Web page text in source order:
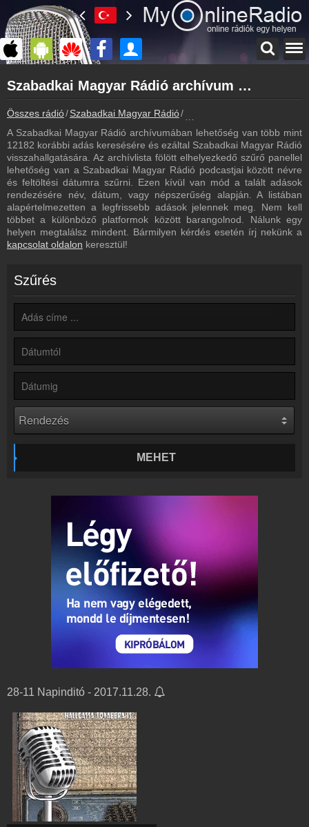
myonlineradio.hu
Szabadkai Magyar Rádió
Vissza a Szabadkai Magyar Rádió oldalára
Bejelentkezés
Hozz létre saját fiókot!
Műsorújság
Szabadkai Magyar Rádió műsorai
Kapcsolat
Írj nekünk!
Partnerek
Rádió beágyazás
Ágyazd be weboldaladba
Online rádió készítés
Készítés lépésről lépésre
Szabadkai Magyar Rádió archívum - Szabadkai Magyar Rádió podcasts - Szabadkai Magyar Rádió visszahallgatás
Összes rádió Szabadkai Magyar Rádió
A Szabadkai Magyar Rádió archívumában lehetőség van több mint
12182 korábbi adás keresésére és ezáltal Szabadkai Magyar Rádió
visszahallgatására. Az archívlista fölött elhelyezkedő szűrő panellel
lehetőség van a Szabadkai Magyar Rádió podcastjai között névre
és feltöltési dátumra szűrni. Ezen kívül van mód a talált adások
rendezésére név, dátum, vagy népszerűség alapján. A listában
alapértelmezetten a legfrissebb adások jelennek meg. Nem kell
többet a különböző platformok között barangolnod. Nálunk egy
helyen megtalálsz mindent. Bármilyen kérdés esetén írj nekünk a
kapcsolat oldalon keresztül!
Szűrés
MEHET
28-11 Napinditó - 2017.11.28.